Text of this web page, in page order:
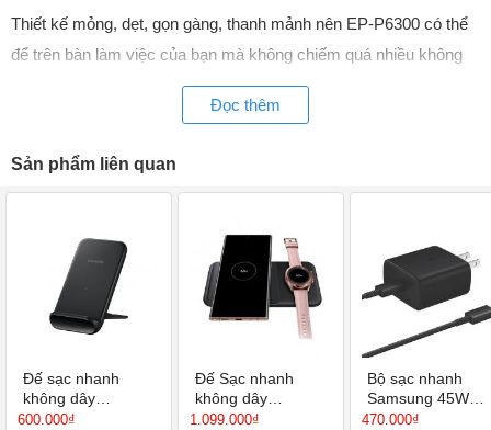
Thiết kế mỏng, dẹt, gọn gàng, thanh mảnh nên EP-P6300 có thể
để trên bàn làm việc của bạn mà không chiếm quá nhiều không
Bề mặt sạc được thiết kế chống trơn trượt cũng giúp tránh rơi vỡ
thiết bị khi sạc.
Đọc thêm
Sản phẩm liên quan
Đế sạc nhanh
không dây
Samsung EP-
600.000₫
Đế Sạc nhanh
không dây
Samsung S21,
1.099.000₫
Bộ sạc nhanh
Samsung 45W
chính hãng EP-
470.000₫